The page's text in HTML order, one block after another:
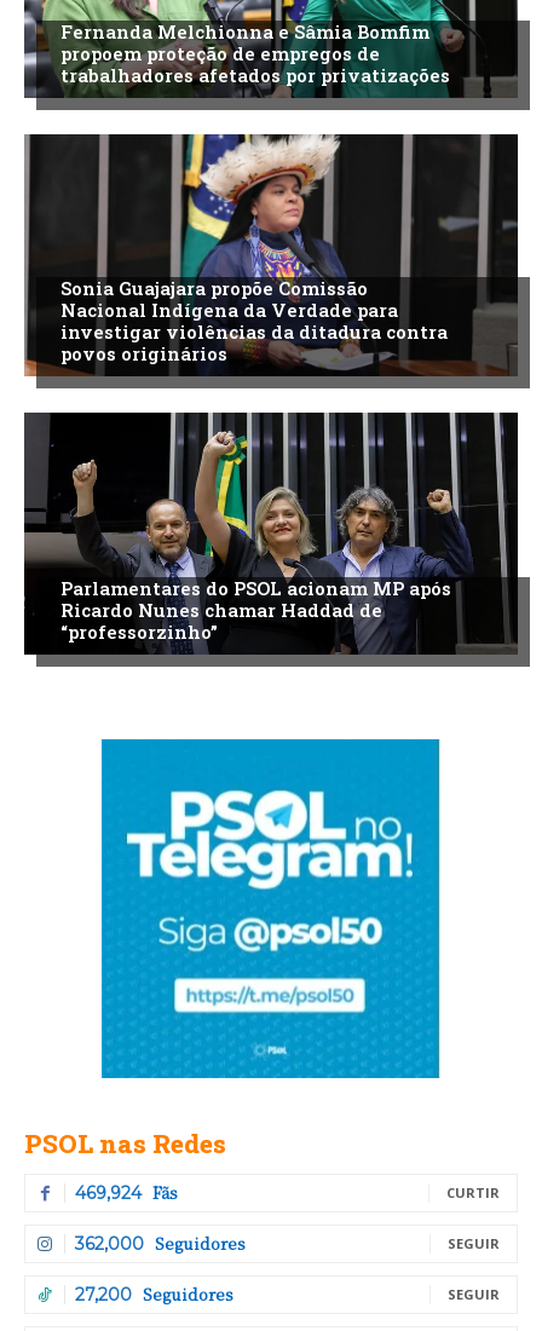
Fernanda Melchionna e Sâmia Bomfim
propoem proteção de empregos de
trabalhadores afetados por privatizações
Sonia Guajajara propõe Comissão
Nacional Indígena da Verdade para
investigar violências da ditadura contra
povos originários
Parlamentares do PSOL acionam MP após
Ricardo Nunes chamar Haddad de
“professorzinho”
PSOL nas Redes
469,924 Fãs CURTIR
362,000 Seguidores SEGUIR
27,200 Seguidores SEGUIR